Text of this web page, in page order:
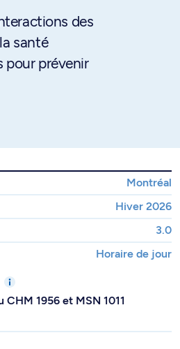
des
santé
pour prévenir
Montréal
Hiver 2026
3.0
Horaire de jour
CHM 1956 et MSN 1011